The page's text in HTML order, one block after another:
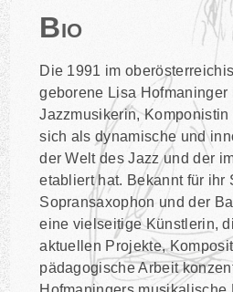
Bio
Die 1991 im
geborene Lisa Hofmaninger
Jazzmusikerin,
sich als dynamische und
der Welt des Jazz und der
etabliert hat. Bekannt für ihr
Sopransaxophon und der
eine vielseitige Künstlerin,
aktuellen Projekte,
pädagogische Arbeit